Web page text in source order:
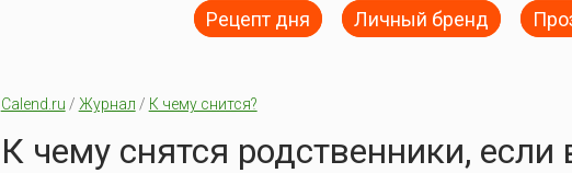
Рецепт дня Личный бренд
Calend.ru / Журнал / К чему снится?
К чему снятся родственники, если